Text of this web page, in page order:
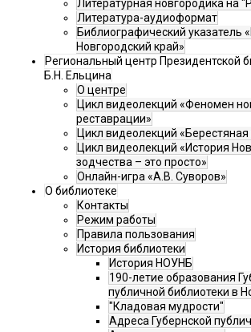
Литературная новгородика на
Литература-аудиоформат
Библиографический указатель
Новгородский край»
Региональный центр Президентской
Б.Н. Ельцина
О центре
Цикл видеолекций «Феномен
реставрации»
Цикл видеолекций «Берестяная
Цикл видеолекций «История
зодчества – это просто»
Онлайн-игра «А.В. Суворов»
О библиотеке
Контакты
Режим работы
Правила пользования
История библиотеки
История НОУНБ
190-летие образования
публичной библиотеки в
"Кладовая мудрости"
Адреса Губернской